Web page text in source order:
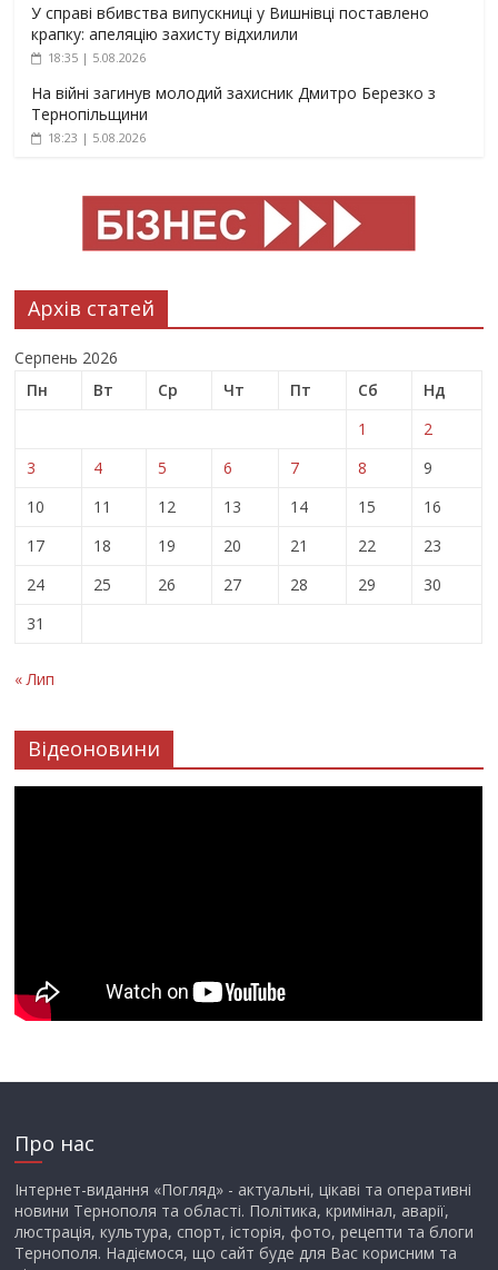
У справі вбивства випускниці у Вишнівці поставлено
крапку: апеляцію захисту відхилили
18:35 | 5.08.2026
На війні загинув молодий захисник Дмитро Березко з
Тернопільщини
18:23 | 5.08.2026
Архів статей
Серпень 2026
Пн
Вт Ср Чт Пт Сб
Нд
1
2
3
4 5 6 7 8
9
10
11 12 13 14 15
16
17
18 19 20 21 22
23
24
25 26 27 28 29
30
31
« Лип
Відеоновини
Про нас
Інтернет-видання «Погляд» - актуальні, цікаві та оперативні
новини Тернополя та області. Політика, кримінал, аварії,
люстрація, культура, спорт, історія, фото, рецепти та блоги
Тернополя. Надіємося, що сайт буде для Вас корисним та